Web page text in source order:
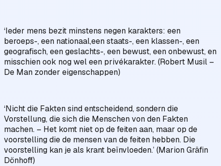
‘Ieder mens bezit minstens negen karakters: een
beroeps-, een nationaal,een staats-, een klassen-, een
geografisch, een geslachts-, een bewust, een onbewust, en
misschien ook nog wel een privékarakter. (Robert Musil –
De Man zonder eigenschappen)
‘Nicht die Fakten sind entscheidend, sondern die
Vorstellung, die sich die Menschen von den Fakten
machen. – Het komt niet op de feiten aan, maar op de
voorstelling die de mensen van de feiten hebben. Die
voorstelling kan je als krant beïnvloeden.’ (Marion Gräfin
Dönhoff)